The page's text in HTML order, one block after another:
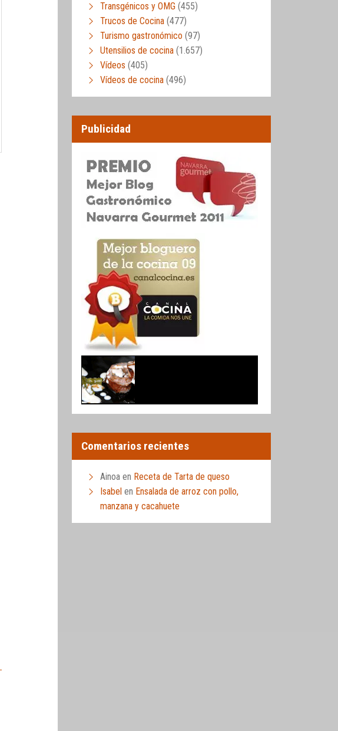
Transgénicos y OMG (455)
Trucos de Cocina (477)
Turismo gastronómico (97)
Utensilios de cocina (1.657)
Vídeos (405)
Vídeos de cocina (496)
Publicidad
Comentarios recientes
Ainoa en Receta de Tarta de queso
Isabel en Ensalada de arroz con pollo,
manzana y cacahuete